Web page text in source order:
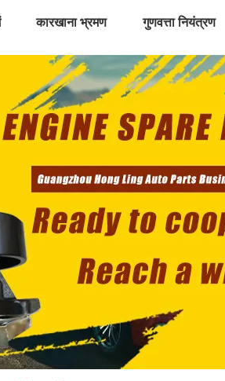
कारखाना भ्रमण गुणवत्ता नियंत्रण